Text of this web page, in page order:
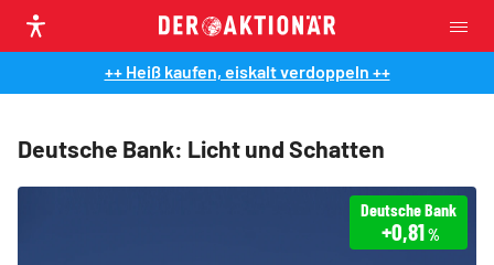
++ Heiß kaufen, eiskalt verdoppeln ++
Deutsche Bank: Licht und Schatten
Deutsche Bank
+0,81%